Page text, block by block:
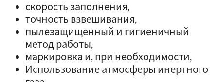
скорость заполнения,
точность взвешивания,
пылезащищенный и гигиеничный
метод работы,
маркировка и, при необходимости,
Использование атмосферы инертного